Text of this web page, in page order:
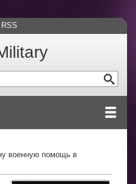
RSS
военную помощь в